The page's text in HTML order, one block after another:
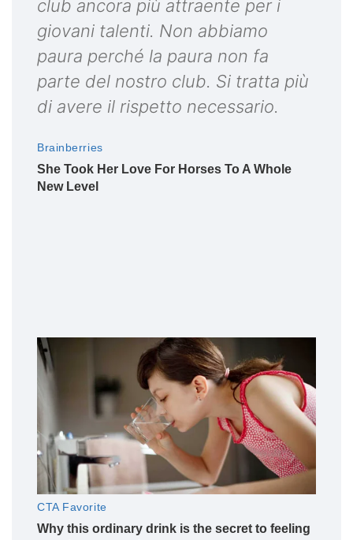
club ancora più attraente per i
giovani talenti. Non abbiamo
paura perché la paura non fa
parte del nostro club. Si tratta più
di avere il rispetto necessario.